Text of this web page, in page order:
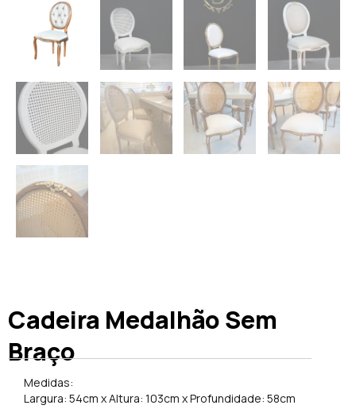
Cadeira Medalhão Sem
Braço
Medidas:
Largura: 54cm x Altura: 103cm x Profundidade: 58cm